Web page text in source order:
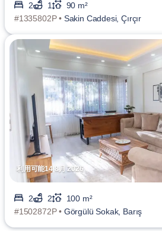
2 1
90 m²
#1335802P • Sakin Caddesi, Çırçır
利用可能14 8月 2026
2 2
100 m²
#1502872P • Görgülü Sokak, Barış